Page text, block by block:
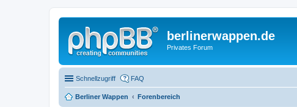
berlinerwappen.de
Privates Forum
Schnellzugriff FAQ
Berliner Wappen Forenbereich